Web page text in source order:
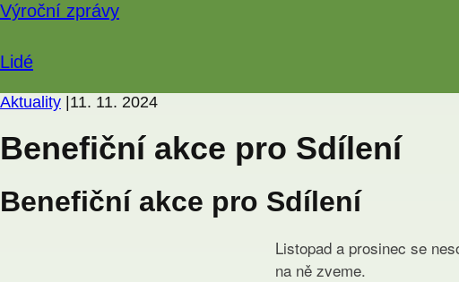
Výroční zprávy
Lidé
Aktuality 11. 11. 2024
Benefiční akce pro Sdílení
Benefiční akce pro Sdílení
Listopad a prosinec se
na ně zveme.